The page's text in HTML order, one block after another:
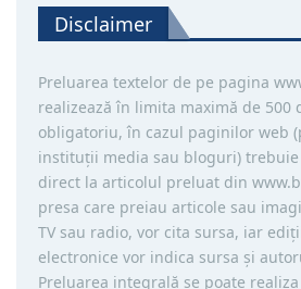
Disclaimer
Preluarea textelor de pe pagina
realizează în limita maximă de 500
obligatoriu, în cazul paginilor web
instituţii media sau bloguri)
direct la articolul preluat din
presa care preiau articole sau
TV sau radio, vor cita sursa, iar
electronice vor indica sursa şi
Preluarea integrală se poate